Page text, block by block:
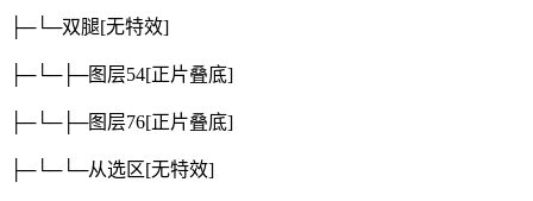
├─└─双腿[无特效]
├─└─├─图层54[正片叠底]
├─└─├─图层76[正片叠底]
├─└─└─从选区[无特效]